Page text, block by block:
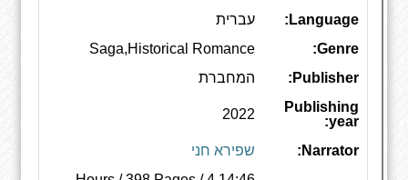
Language:
עברית
Genre:
Saga,Historical Romance
Publisher:
המחברת
Publishing
year:
2022
Narrator: שפירא חני